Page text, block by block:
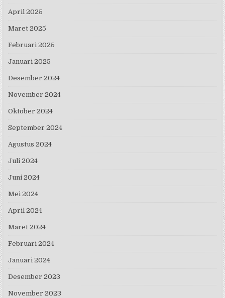
April 2025
Maret 2025
Februari 2025
Januari 2025
Desember 2024
November 2024
Oktober 2024
September 2024
Agustus 2024
Juli 2024
Juni 2024
Mei 2024
April 2024
Maret 2024
Februari 2024
Januari 2024
Desember 2023
November 2023